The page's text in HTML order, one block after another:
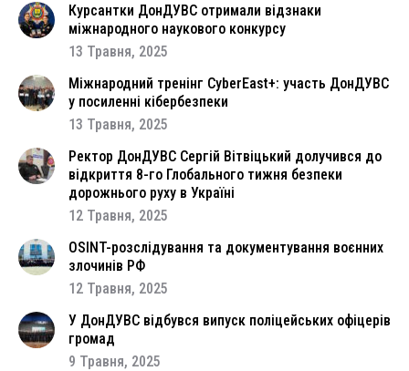
Курсантки ДонДУВС отримали відзнаки
міжнародного наукового конкурсу
13 Травня, 2025
Міжнародний тренінг CyberEast+: участь ДонДУВС
у посиленні кібербезпеки
13 Травня, 2025
Ректор ДонДУВС Сергій Вітвіцький долучився до
відкриття 8-го Глобального тижня безпеки
дорожнього руху в Україні
12 Травня, 2025
OSINT-розслідування та документування воєнних
злочинів РФ
12 Травня, 2025
У ДонДУВС відбувся випуск поліцейських офіцерів
громад
9 Травня, 2025